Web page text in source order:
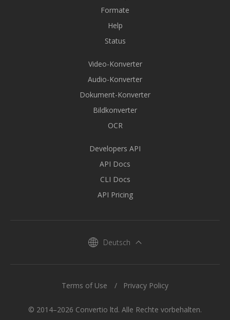
Formate
Help
Status
Video-Konverter
Audio-Konverter
Dokument-Konverter
Bildkonverter
OCR
Developers API
API Docs
CLI Docs
API Pricing
Deutsch
© 2014–2026 Convertio ltd. Alle Rechte vorbehalten.
Terms of Use Privacy Policy